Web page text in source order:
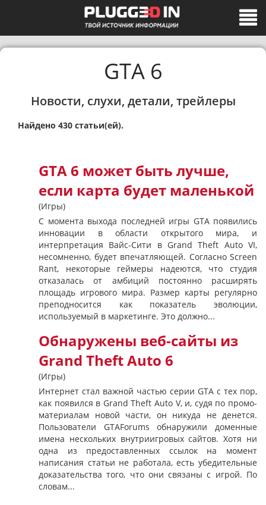
GTA 6
Новости, слухи, детали, трейлеры
Найдено 430 статьи(ей).
GTA 6 может быть лучше,
если карта будет маленькой
(Игры)
С момента выхода последней игры GTA появились
инновации в области открытого мира, и
интерпретация Вайс-Сити в Grand Theft Auto VI,
несомненно, будет впечатляющей. Согласно Screen
Rant, некоторые геймеры надеются, что студия
отказалась от амбиций постоянно расширять
площадь игрового мира. Размер карты регулярно
преподносится как показатель эволюции,
используемый в маркетинге. Это должно...
Обнаружены веб-сайты из
Grand Theft Auto 6
(Игры)
Интернет стал важной частью серии GTA с тех пор,
как появился в Grand Theft Auto V, и, судя по промо-
материалам новой части, он никуда не денется.
Пользователи GTAForums обнаружили доменные
имена нескольких внутриигровых сайтов. Хотя ни
одна из предоставленных ссылок на момент
написания статьи не работала, есть убедительные
доказательства того, что они связаны с игрой. По
словам...